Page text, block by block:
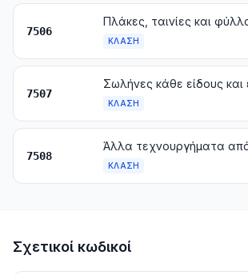
7506
ΚΛΆΣΗ
7507
ΚΛΆΣΗ
7508
ΚΛΆΣΗ
Σχετικοί κωδικοί